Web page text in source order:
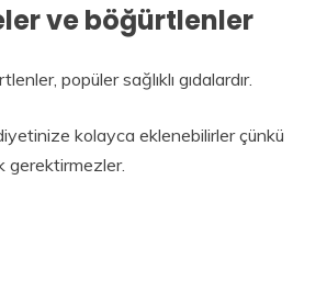
ve böğürtlenler
popüler sağlıklı gıdalardır.
kolayca eklenebilirler çünkü
gerektirmezler.